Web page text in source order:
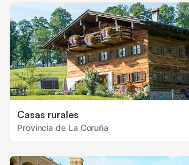
Casas rurales
Provincia de La Coruña